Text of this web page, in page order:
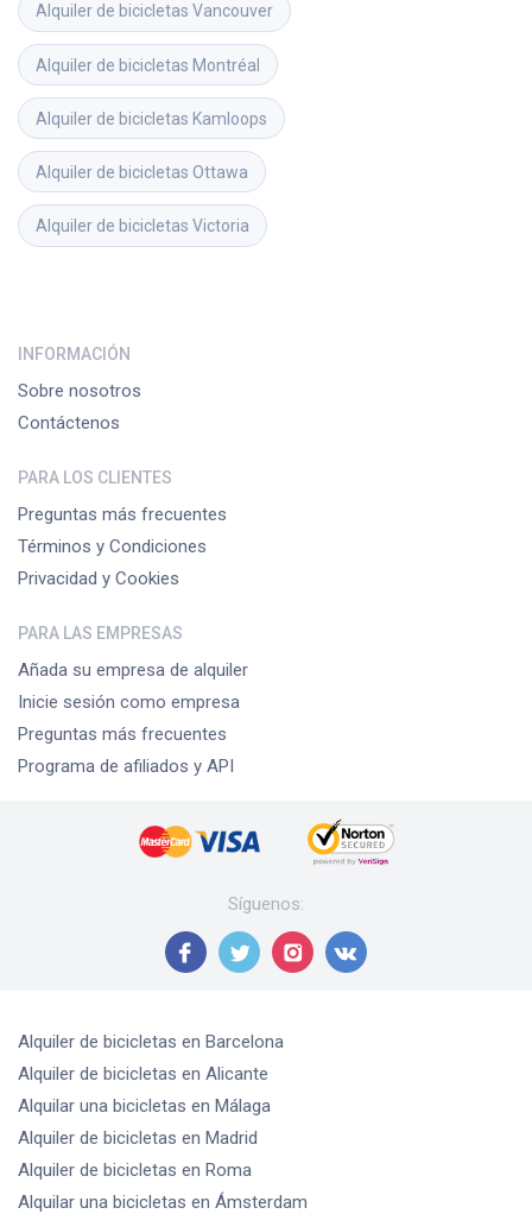
Alquiler de bicicletas Vancouver
Alquiler de bicicletas Montréal
Alquiler de bicicletas Kamloops
Alquiler de bicicletas Ottawa
Alquiler de bicicletas Victoria
INFORMACIÓN
Sobre nosotros
Contáctenos
PARA LOS CLIENTES
Preguntas más frecuentes
Términos y Condiciones
Privacidad y Cookies
PARA LAS EMPRESAS
Añada su empresa de alquiler
Inicie sesión como empresa
Preguntas más frecuentes
Programa de afiliados y API
Síguenos:
Alquiler de bicicletas en Barcelona
Alquiler de bicicletas en Alicante
Alquilar una bicicletas en Málaga
Alquiler de bicicletas en Madrid
Alquiler de bicicletas en Roma
Alquilar una bicicletas en Ámsterdam